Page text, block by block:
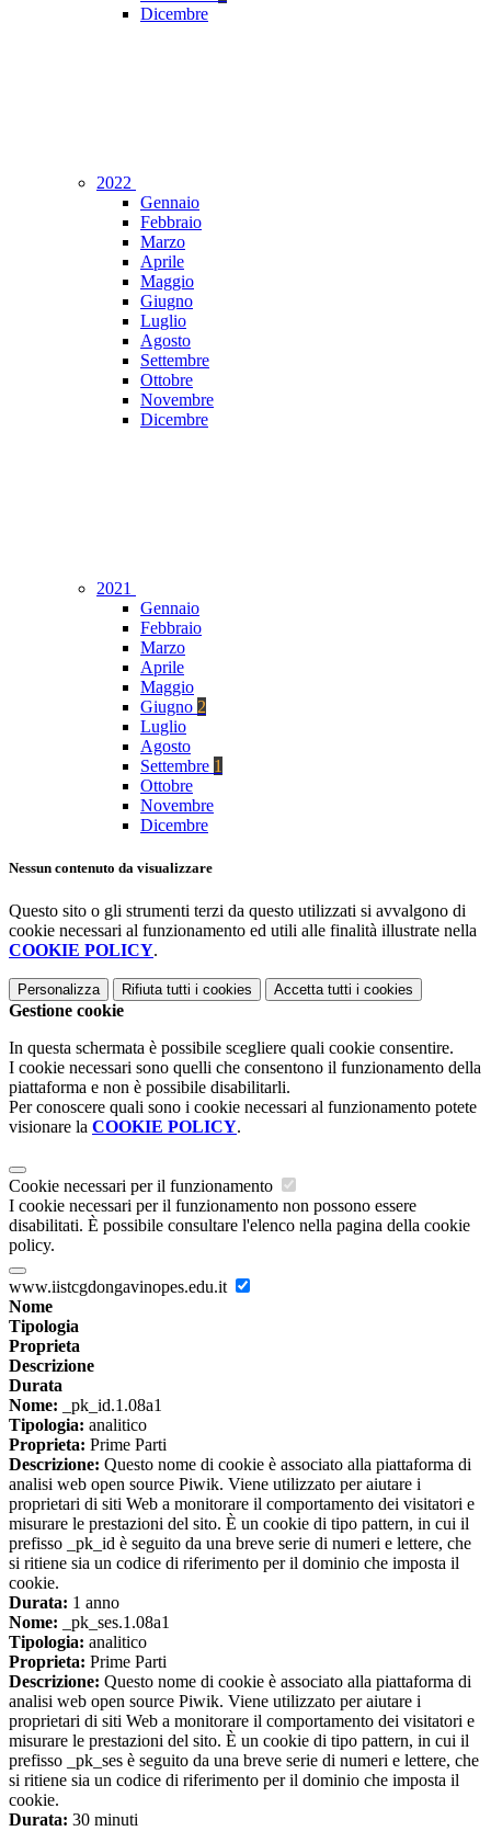
Dicembre
2022
Gennaio
Febbraio
Marzo
Aprile
Maggio
Giugno
Luglio
Agosto
Settembre
Ottobre
Novembre
Dicembre
2021
Gennaio
Febbraio
Marzo
Aprile
Maggio
Giugno 2
Luglio
Agosto
Settembre 1
Ottobre
Novembre
Dicembre
Nessun contenuto da visualizzare
Questo sito o gli strumenti terzi da questo utilizzati si avvalgono di
cookie necessari al funzionamento ed utili alle finalità illustrate nella
COOKIE POLICY.
Personalizza Rifiuta tutti i cookies Accetta tutti i cookies
Gestione cookie
In questa schermata è possibile scegliere quali cookie consentire.
I cookie necessari sono quelli che consentono il funzionamento della
piattaforma e non è possibile disabilitarli.
Per conoscere quali sono i cookie necessari al funzionamento potete
visionare la COOKIE POLICY.
Cookie necessari per il funzionamento
I cookie necessari per il funzionamento non possono essere
disabilitati. È possibile consultare l'elenco nella pagina della cookie
policy.
www.iistcgdongavinopes.edu.it
Nome
Tipologia
Proprieta
Descrizione
Durata
Nome: _pk_id.1.08a1
Tipologia: analitico
Proprieta: Prime Parti
Descrizione: Questo nome di cookie è associato alla piattaforma di
analisi web open source Piwik. Viene utilizzato per aiutare i
proprietari di siti Web a monitorare il comportamento dei visitatori e
misurare le prestazioni del sito. È un cookie di tipo pattern, in cui il
prefisso _pk_id è seguito da una breve serie di numeri e lettere, che
si ritiene sia un codice di riferimento per il dominio che imposta il
cookie.
Durata: 1 anno
Nome: _pk_ses.1.08a1
Tipologia: analitico
Proprieta: Prime Parti
Descrizione: Questo nome di cookie è associato alla piattaforma di
analisi web open source Piwik. Viene utilizzato per aiutare i
proprietari di siti Web a monitorare il comportamento dei visitatori e
misurare le prestazioni del sito. È un cookie di tipo pattern, in cui il
prefisso _pk_ses è seguito da una breve serie di numeri e lettere, che
si ritiene sia un codice di riferimento per il dominio che imposta il
cookie.
Durata: 30 minuti